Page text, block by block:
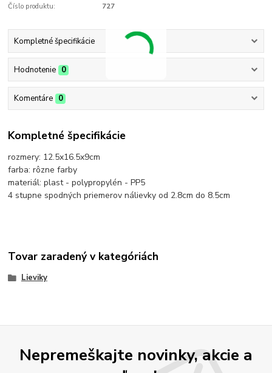
Číslo produktu: 727
Kompletné špecifikácie
Hodnotenie 0
Komentáre 0
Kompletné špecifikácie
rozmery: 12.5x16.5x9cm
farba: rôzne farby
materiál: plast - polypropylén - PP5
4 stupne spodných priemerov nálievky od 2.8cm do 8.5cm
Tovar zaradený v kategóriách
Lieviky
Nepremeškajte novinky, akcie a